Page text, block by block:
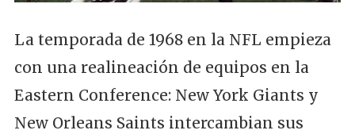
La temporada de 1968 en la NFL empieza
con una realineación de equipos en la
Eastern Conference: New York Giants y
New Orleans Saints intercambian sus